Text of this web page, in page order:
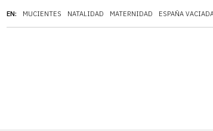
EN: MUCIENTES NATALIDAD MATERNIDAD ESPAÑA